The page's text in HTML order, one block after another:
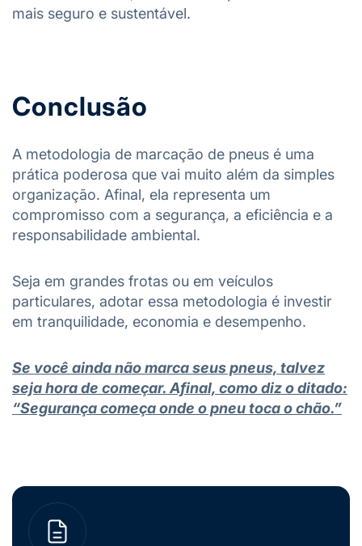
mais seguro e sustentável.
Conclusão
A metodologia de marcação de pneus é uma
prática poderosa que vai muito além da simples
organização. Afinal, ela representa um
compromisso com a segurança, a eficiência e a
responsabilidade ambiental.
Seja em grandes frotas ou em veículos
particulares, adotar essa metodologia é investir
em tranquilidade, economia e desempenho.
Se você ainda não marca seus pneus, talvez
seja hora de começar. Afinal, como diz o ditado:
“Segurança começa onde o pneu toca o chão.”